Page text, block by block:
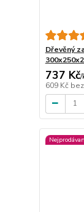
Dřevěný
737 Kč/
609 Kč